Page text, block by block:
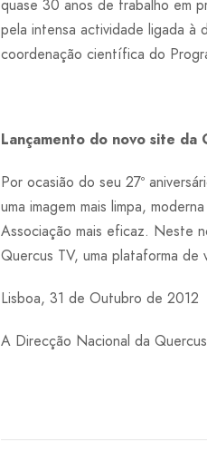
quase 30 anos de trabalho em
pela intensa actividade ligada à
coordenação científica do
Lançamento do novo site da
Por ocasião do seu 27º
uma imagem mais limpa,
Associação mais eficaz. Neste
Quercus TV, uma plataforma
Lisboa, 31 de Outubro de 2012
A Direcção Nacional da